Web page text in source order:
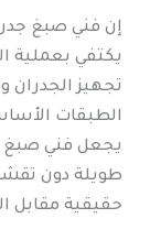
إن فني صبغ
يكتفي بعملية
تجهيز
الطبقات
يجعل فني صبغ
طويلة دون
حقيقية مقابل